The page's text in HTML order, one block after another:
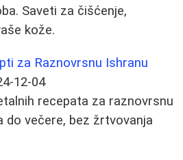
Saveti za čišćenje,
kože.
za Raznovrsnu Ishranu
12-04
recepata za raznovrsnu
do večere, bez žrtvovanja